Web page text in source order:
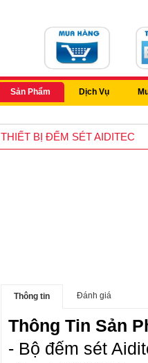
Sản Phẩm Dịch Vụ
THIẾT BỊ ĐẾM SÉT AIDITEC
Thông tin Đánh giá
Thông Tin Sản
- Bộ đếm sét